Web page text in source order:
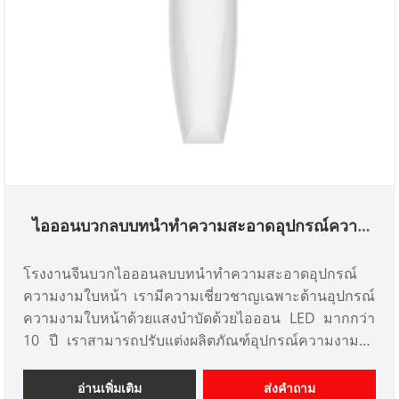
ไอออนบวกลบบทนำทำความสะอาดอุปกรณ์ความ
โรงงานจีนบวกไอออนลบบทนำทำความสะอาดอุปกรณ์
ความงามใบหน้า เรามีความเชี่ยวชาญเฉพาะด้านอุปกรณ์
ความงามใบหน้าด้วยแสงบำบัดด้วยไอออน LED มากกว่า
10 ปี เราสามารถปรับแต่งผลิตภัณฑ์อุปกรณ์ความงามได้
ระดับมืออาชีพ บทนำไอออนลบเชิงบวก การทำความ
อ่านเพิ่มเติม ส่งคำถาม